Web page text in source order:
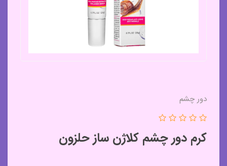
دور چشم
کرم دور چشم کلاژن ساز حلزون